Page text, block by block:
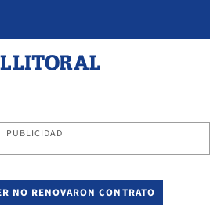
PUBLICIDAD
NO RENOVARON CONTRATO